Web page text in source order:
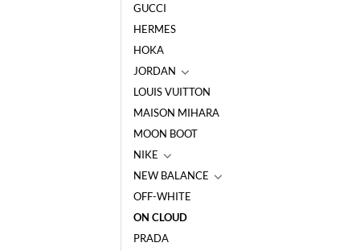
GUCCI
HERMES
HOKA
JORDAN
LOUIS VUITTON
MAISON MIHARA
MOON BOOT
NIKE
NEW BALANCE
OFF-WHITE
ON CLOUD
PRADA